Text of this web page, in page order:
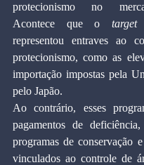
protecionismo no
Acontece que o
representou entraves ao
protecionismo, como as
importação impostas pela
pelo Japão.
Ao contrário, esses
pagamentos de
programas de conservação e
vinculados ao controle de